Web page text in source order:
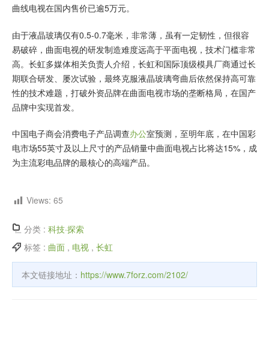
娱乐
关于
曲线电视在国内售价已逾5万元。
由于液晶玻璃仅有0.5-0.7毫米，非常薄，虽有一定韧性，但很容
易破碎，曲面电视的研发制造难度远高于平面电视，技术门槛非常
高。长虹多媒体相关负责人介绍，长虹和国际顶级模具厂商通过长
期联合研发、屡次试验，最终克服液晶玻璃弯曲后依然保持高可靠
性的技术难题，打破外资品牌在曲面电视市场的垄断格局，在国产
品牌中实现首发。
中国电子商会消费电子产品调查办公室预测，至明年底，在中国彩
电市场55英寸及以上尺寸的产品销量中曲面电视占比将达15%，成
为主流彩电品牌的最核心的高端产品。
Views: 65
分类 : 科技·探索
标签 : 曲面 , 电视 , 长虹
本文链接地址： https://www.7forz.com/2102/